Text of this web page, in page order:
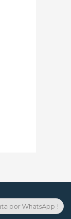
por WhatsApp !